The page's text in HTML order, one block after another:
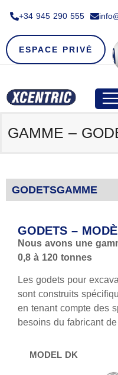
+34 945 290 555​
ESPACE PRIVÉ
GAMME –
GODETSGAMME
GODETS –
Nous avons une
0,8 à 120 tonnes
Les godets pour
sont construits
en tenant compte des
besoins du fabricant
MODEL DK